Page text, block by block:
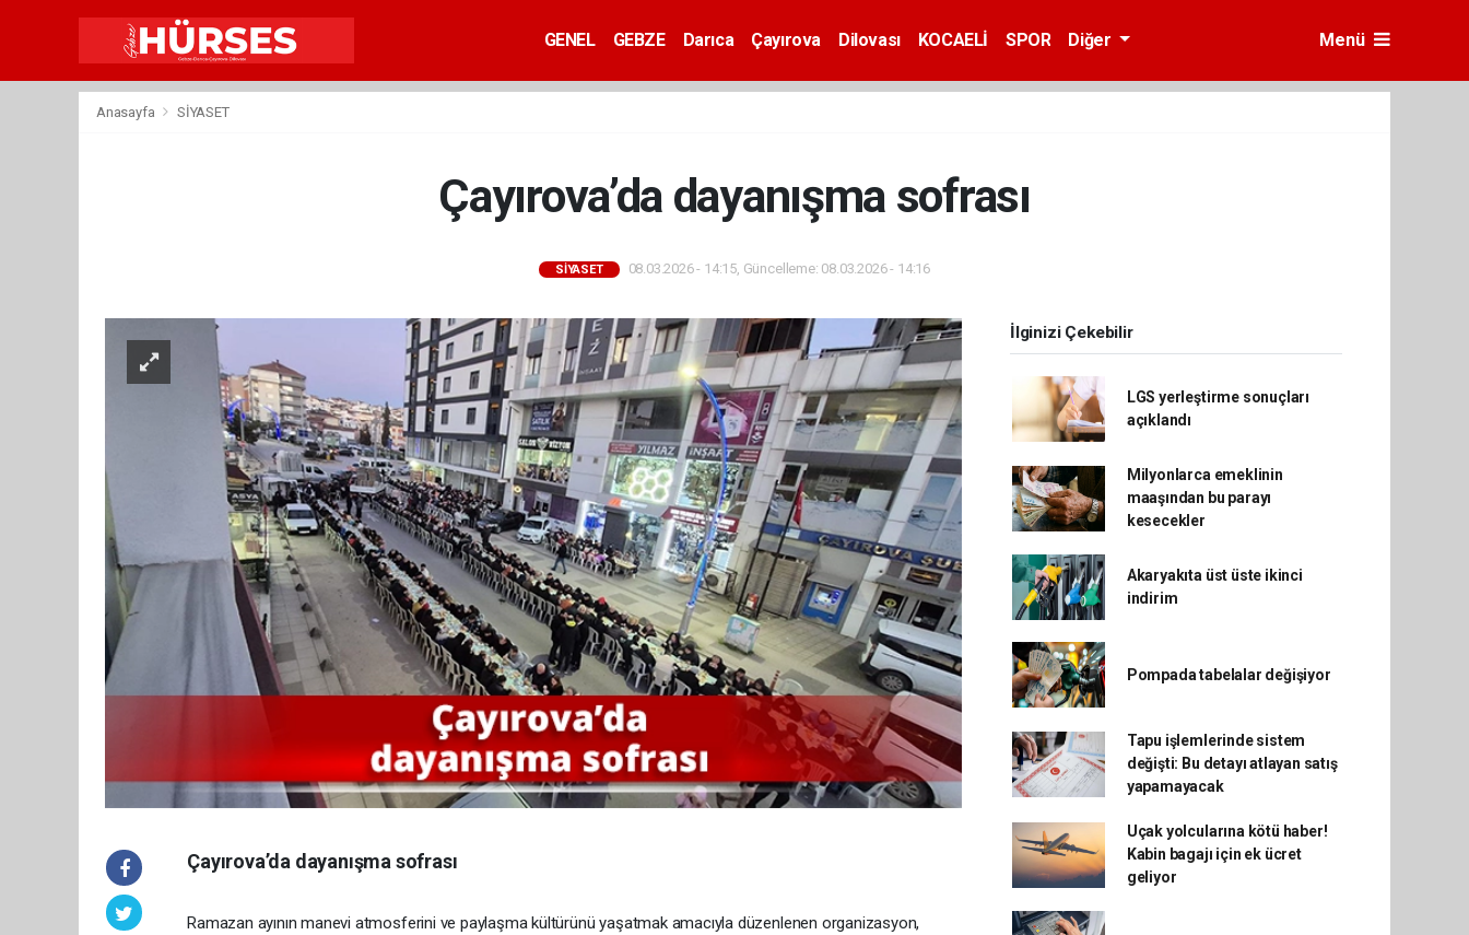
GENEL GEBZE Darıca Çayırova Dilovası KOCAELİ SPOR Diğer Menü
Anasayfa SİYASET
Çayırova’da dayanışma sofrası
SİYASET 08.03.2026 - 14:15, Güncelleme: 08.03.2026 - 14:16
Çayırova’da dayanışma sofrası
Ramazan ayının manevi atmosferini ve paylaşma kültürünü yaşatmak amacıyla düzenlenen organizasyon,
İlginizi Çekebilir
LGS yerleştirme sonuçları
açıklandı
Milyonlarca emeklinin
maaşından bu parayı
kesecekler
Akaryakıta üst üste ikinci
indirim
Pompada tabelalar değişiyor
Tapu işlemlerinde sistem
değişti: Bu detayı atlayan satış
yapamayacak
Uçak yolcularına kötü haber!
Kabin bagajı için ek ücret
geliyor